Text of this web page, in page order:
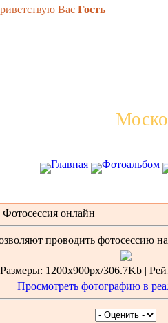
Вас Гость
Главная Фотоальбом
онлайн
проводить фотосессию
1200x900px/306.7Kb |
Просмотреть фотографию в